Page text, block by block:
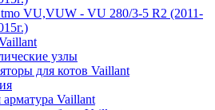
VU,VUW - VU 280/3-5 R2 (2011-
узлы
для котов Vaillant
арматура Vaillant